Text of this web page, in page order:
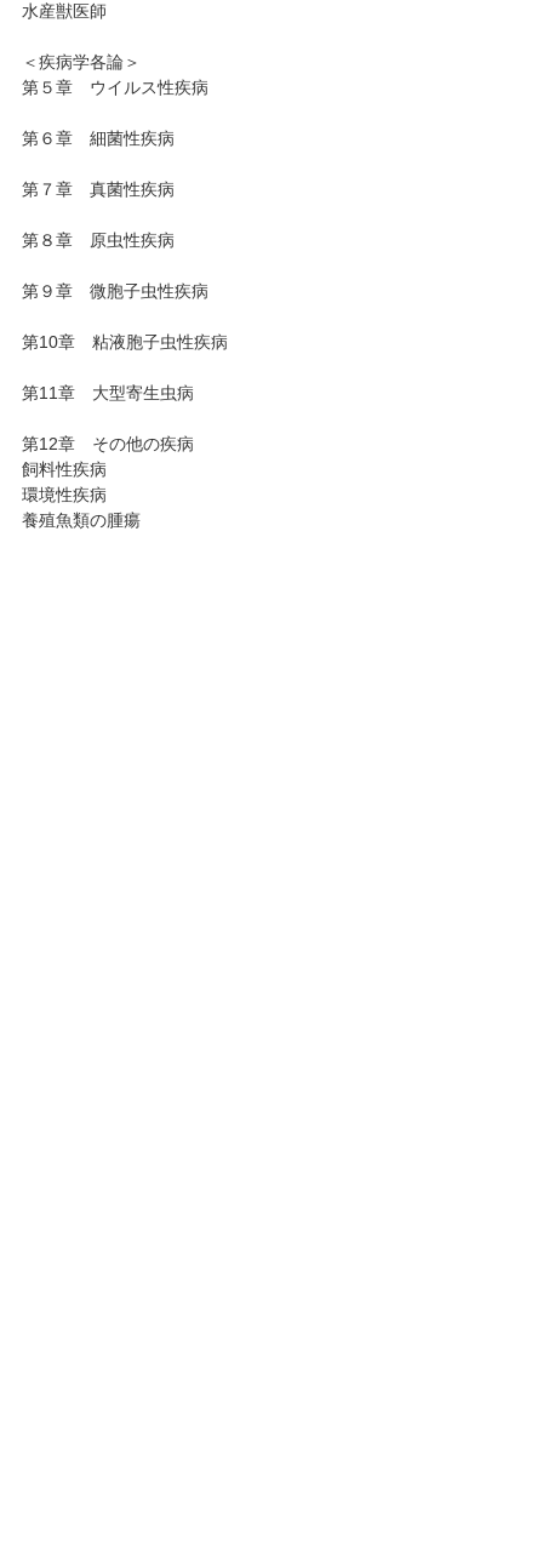
水産獣医師
＜疾病学各論＞
第５章 ウイルス性疾病
第６章 細菌性疾病
第７章 真菌性疾病
第８章 原虫性疾病
第９章 微胞子虫性疾病
第10章 粘液胞子虫性疾病
第11章 大型寄生虫病
第12章 その他の疾病
飼料性疾病
環境性疾病
養殖魚類の腫瘍